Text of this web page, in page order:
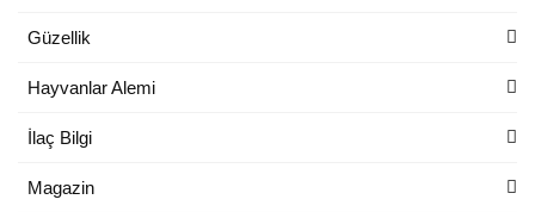
Güzellik
Hayvanlar Alemi
İlaç Bilgi
Magazin